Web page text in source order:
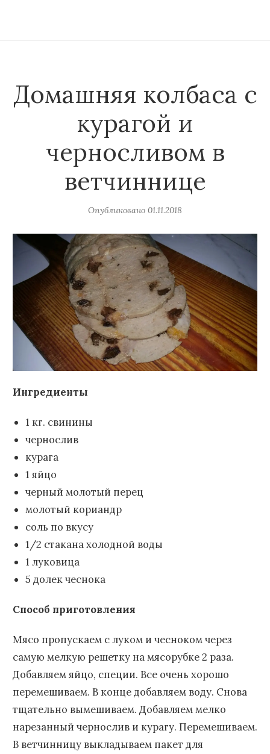
Домашняя колбаса с
курагой и
черносливом в
ветчиннице
Опубликовано 01.11.2018
Ингредиенты
1 кг. свинины
чернослив
курага
1 яйцо
черный молотый перец
молотый кориандр
соль по вкусу
1/2 стакана холодной воды
1 луковица
5 долек чеснока
Способ приготовления
Мясо пропускаем с луком и чесноком через
самую мелкую решетку на мясорубке 2 раза.
Добавляем яйцо, специи. Все очень хорошо
перемешиваем. В конце добавляем воду. Снова
тщательно вымешиваем. Добавляем мелко
нарезанный чернослив и курагу. Перемешиваем.
В ветчинницу выкладываем пакет для